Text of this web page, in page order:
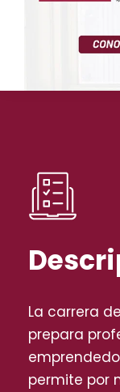
La carrera
prepara
permite por